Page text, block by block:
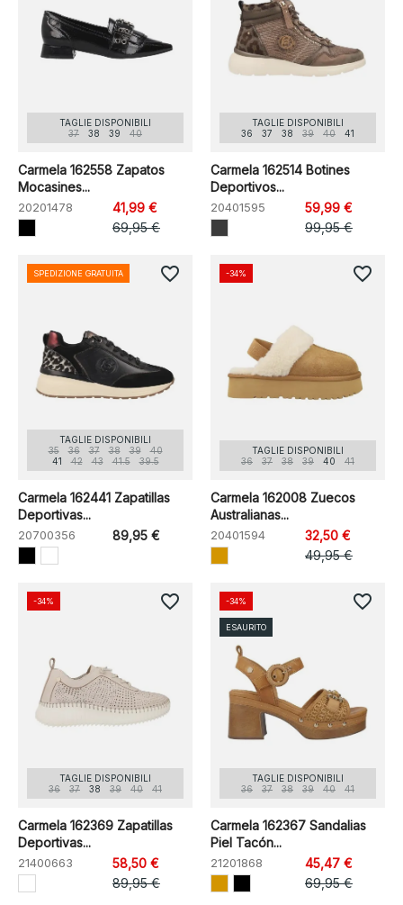
TAGLIE DISPONIBILI
37
38 39 40
Carmela 162558 Zapatos
Mocasines...
20201478
41,99 €
69,95 €
TAGLIE DISPONIBILI
36
37 38 39 40 41
Carmela 162514 Botines
Deportivos...
20401595
59,99 €
99,95 €
TAGLIE DISPONIBILI
35
36 37 38 39
40
41
42 43 41.5 39.5
Carmela 162441 Zapatillas
Deportivas...
20700356 89,95 €
SPEDIZIONE GRATUITA favorite_border
TAGLIE DISPONIBILI
36
37 38 39 40 41
Carmela 162008 Zuecos
Australianas...
20401594
32,50 €
49,95 €
-34% favorite_border
TAGLIE DISPONIBILI
36
37 38 39 40 41
Carmela 162369 Zapatillas
Deportivas...
21400663
58,50 €
89,95 €
-34% favorite_border
TAGLIE DISPONIBILI
36
37 38 39 40 41
Carmela 162367 Sandalias
Piel Tacón...
21201868
45,47 €
69,95 €
-34%
ESAURITO
favorite_border